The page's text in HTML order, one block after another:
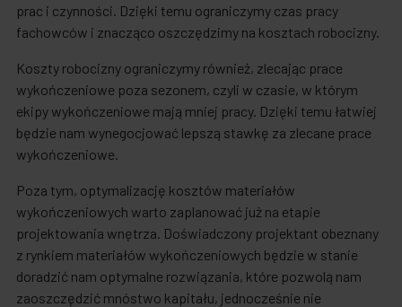
prac i czynności. Dzięki temu ograniczymy czas pracy
fachowców i znacząco oszczędzimy na kosztach robocizny.
Koszty robocizny ograniczymy również, zlecając prace
wykończeniowe poza sezonem, czyli w czasie, w którym
ekipy wykończeniowe mają mniej pracy. Dzięki temu łatwiej
będzie nam wynegocjować lepszą stawkę za zlecane prace
wykończeniowe.
Poza tym, optymalizację kosztów materiałów
wykończeniowych warto zaplanować już na etapie
projektowania wnętrza. Doświadczony projektant obeznany
z rynkiem materiałów wykończeniowych będzie w stanie
doradzić nam optymalne rozwiązania, które pozwolą nam
zaoszczędzić mnóstwo kapitału, jednocześnie nie